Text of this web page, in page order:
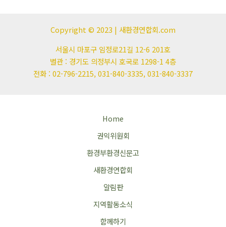
Copyright © 2023 | 새환경연합회.com
서울시 마포구 임정로21길 12-6 201호
별관 : 경기도 의정부시 호국로 1298-1 4층
전화 : 02-796-2215, 031-840-3335, 031-840-3337
Home
권익위원회
환경부환경신문고
새환경연합회
알림판
지역활동소식
함께하기